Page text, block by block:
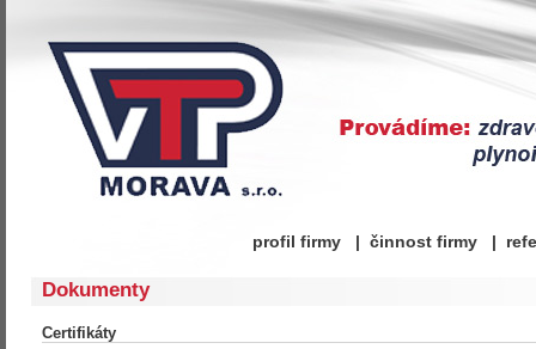
profil firmy| činnost firmy|
Dokumenty
Certifikáty